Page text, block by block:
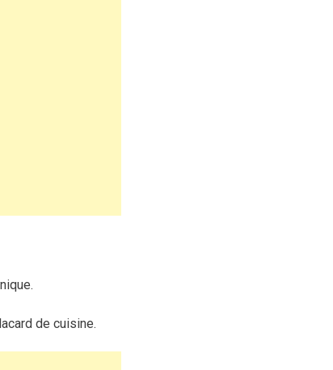
de cuisine.